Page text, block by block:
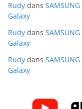
Rudy dans
Galaxy
Rudy dans
Galaxy
Rudy dans
Galaxy